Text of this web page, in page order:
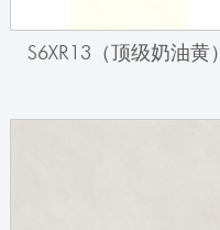
S6XR13（顶级奶油黄）